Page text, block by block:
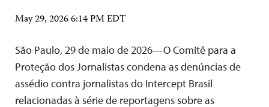
May 29, 2026 6:14 PM EDT
São Paulo, 29 de maio de 2026—O Comitê para a
Proteção dos Jornalistas condena as denúncias de
assédio contra jornalistas do Intercept Brasil
relacionadas à série de reportagens sobre as